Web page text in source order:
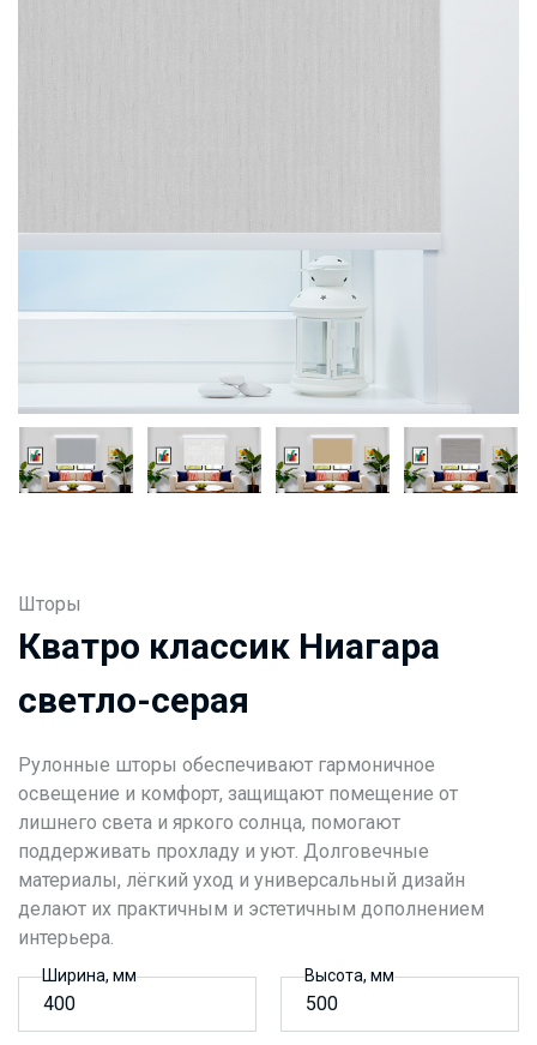
Шторы
Кватро классик Ниагара
светло-серая
Рулонные шторы обеспечивают гармоничное
освещение и комфорт, защищают помещение от
лишнего света и яркого солнца, помогают
поддерживать прохладу и уют. Долговечные
материалы, лёгкий уход и универсальный дизайн
делают их практичным и эстетичным дополнением
интерьера.
Ширина, мм Высота, мм